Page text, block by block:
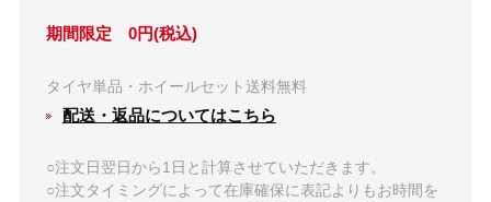
期間限定 0円(税込)
タイヤ単品・ホイールセット送料無料
配送・返品についてはこちら
○注文日翌日から1日と計算させていただきます。
○注文タイミングによって在庫確保に表記よりもお時間を